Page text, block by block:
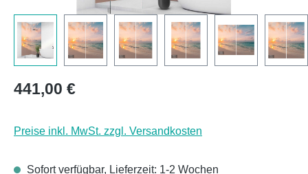
Regulärer Preis:
441,00 €
Preise inkl. MwSt. zzgl. Versandkosten
Sofort verfügbar, Lieferzeit: 1-2 Wochen